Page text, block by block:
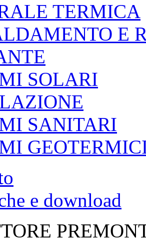
TERMICA
E
SOLARI
SANITARI
e download